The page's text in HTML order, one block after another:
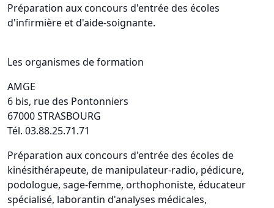
Préparation aux concours d'entrée des écoles
d'infirmière et d'aide-soignante.
Les organismes de formation
AMGE
6 bis, rue des Pontonniers
67000 STRASBOURG
Tél. 03.88.25.71.71
Préparation aux concours d'entrée des écoles de
kinésithérapeute, de manipulateur-radio, pédicure,
podologue, sage-femme, orthophoniste, éducateur
spécialisé, laborantin d'analyses médicales,